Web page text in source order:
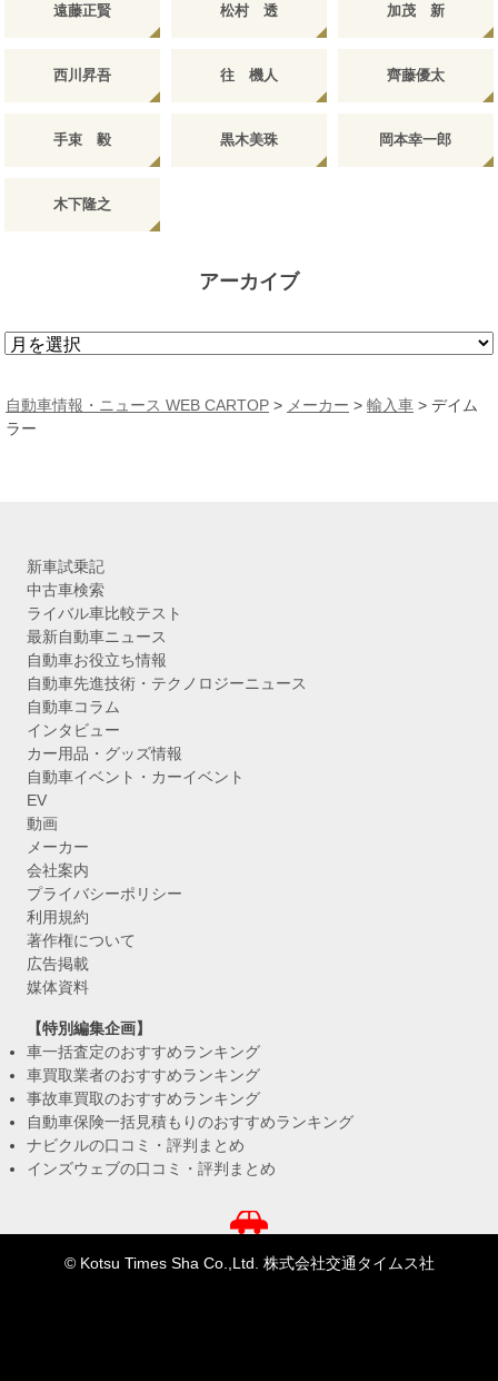
遠藤正賢 松村 透 加茂 新
西川昇吾 往 機人 齊藤優太
手束 毅 黒木美珠 岡本幸一郎
木下隆之
アーカイブ
ア
カ
イ
自動車情報・ニュース WEB CARTOP > メーカー > 輸入車 > デイム
ラー
新車試乗記
中古車検索
ライバル車比較テスト
最新自動車ニュース
自動車お役立ち情報
自動車先進技術・テクノロジーニュース
自動車コラム
インタビュー
カー用品・グッズ情報
自動車イベント・カーイベント
EV
動画
メーカー
会社案内
プライバシーポリシー
利用規約
著作権について
広告掲載
媒体資料
【特別編集企画】
車一括査定のおすすめランキング
車買取業者のおすすめランキング
事故車買取のおすすめランキング
自動車保険一括見積もりのおすすめランキング
ナビクルの口コミ・評判まとめ
インズウェブの口コミ・評判まとめ
© Kotsu Times Sha Co.,Ltd. 株式会社交通タイムス社